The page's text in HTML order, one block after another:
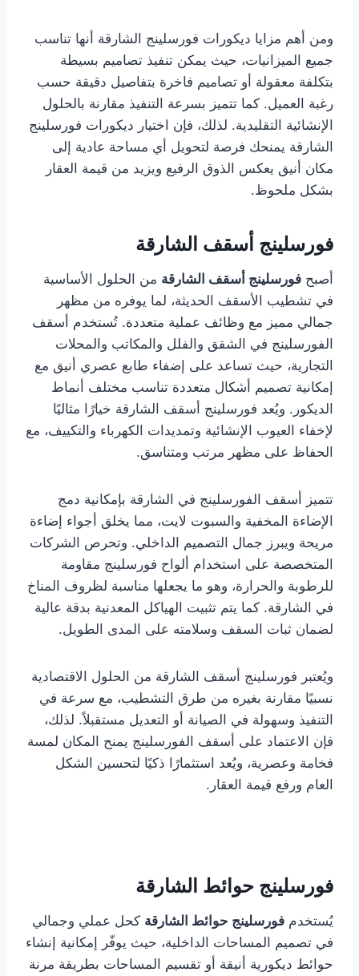
ومن أهم مزايا ديكورات فورسلينج الشارقة أنها تناسب
جميع الميزانيات، حيث يمكن تنفيذ تصاميم بسيطة
بتكلفة معقولة أو تصاميم فاخرة بتفاصيل دقيقة حسب
رغبة العميل. كما تتميز بسرعة التنفيذ مقارنة بالحلول
الإنشائية التقليدية. لذلك، فإن اختيار ديكورات فورسلينج
الشارقة يمنحك فرصة لتحويل أي مساحة عادية إلى
مكان أنيق يعكس الذوق الرفيع ويزيد من قيمة العقار
بشكل ملحوظ.
فورسلينج أسقف الشارقة
أصبح فورسلينج أسقف الشارقة من الحلول الأساسية
في تشطيب الأسقف الحديثة، لما يوفره من مظهر
جمالي مميز مع وظائف عملية متعددة. تُستخدم أسقف
الفورسلينج في الشقق والفلل والمكاتب والمحلات
التجارية، حيث تساعد على إضفاء طابع عصري أنيق مع
إمكانية تصميم أشكال متعددة تناسب مختلف أنماط
الديكور. ويُعد فورسلينج أسقف الشارقة خيارًا مثاليًا
لإخفاء العيوب الإنشائية وتمديدات الكهرباء والتكييف، مع
الحفاظ على مظهر مرتب ومتناسق.
تتميز أسقف الفورسلينج في الشارقة بإمكانية دمج
الإضاءة المخفية والسبوت لايت، مما يخلق أجواء إضاءة
مريحة ويبرز جمال التصميم الداخلي. وتحرص الشركات
المتخصصة على استخدام ألواح فورسلينج مقاومة
للرطوبة والحرارة، وهو ما يجعلها مناسبة لظروف المناخ
في الشارقة. كما يتم تثبيت الهياكل المعدنية بدقة عالية
لضمان ثبات السقف وسلامته على المدى الطويل.
ويُعتبر فورسلينج أسقف الشارقة من الحلول الاقتصادية
نسبيًا مقارنة بغيره من طرق التشطيب، مع سرعة في
التنفيذ وسهولة في الصيانة أو التعديل مستقبلاً. لذلك،
فإن الاعتماد على أسقف الفورسلينج يمنح المكان لمسة
فخامة وعصرية، ويُعد استثمارًا ذكيًا لتحسين الشكل
العام ورفع قيمة العقار.
فورسلينج حوائط الشارقة
يُستخدم فورسلينج حوائط الشارقة كحل عملي وجمالي
في تصميم المساحات الداخلية، حيث يوفّر إمكانية إنشاء
حوائط ديكورية أنيقة أو تقسيم المساحات بطريقة مرنة